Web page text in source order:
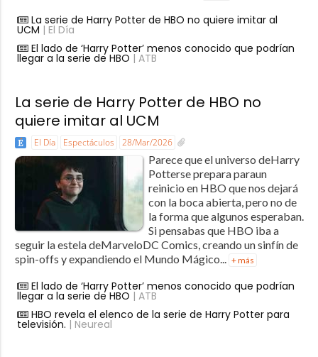
La serie de Harry Potter de HBO no quiere imitar al
UCM | El Día
El lado de ‘Harry Potter’ menos conocido que podrían
llegar a la serie de HBO | ATB
La serie de Harry Potter de HBO no
quiere imitar al UCM
El Día Espectáculos 28/Mar/2026
Parece que el universo deHarry
Potterse prepara paraun
reinicio en HBO que nos dejará
con la boca abierta, pero no de
la forma que algunos esperaban.
Si pensabas que HBO iba a
seguir la estela deMarveloDC Comics, creando un sinfín de
spin-offs y expandiendo el Mundo Mágico...
+ más
El lado de ‘Harry Potter’ menos conocido que podrían
llegar a la serie de HBO | ATB
HBO revela el elenco de la serie de Harry Potter para
televisión. | Neureal